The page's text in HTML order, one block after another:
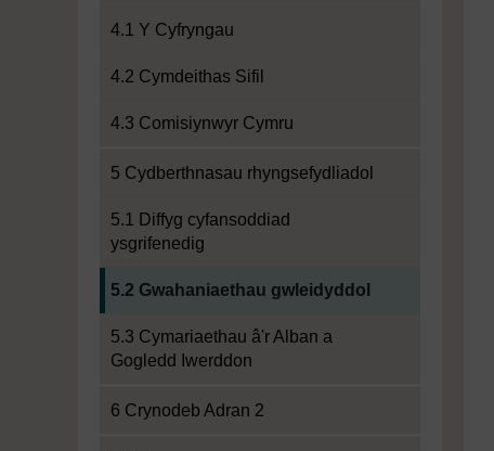
4.1 Y Cyfryngau
4.2 Cymdeithas Sifil
4.3 Comisiynwyr Cymru
5 Cydberthnasau rhyngsefydliadol
5.1 Diffyg cyfansoddiad
ysgrifenedig
5.2 Gwahaniaethau gwleidyddol
5.3 Cymariaethau â'r Alban a
Gogledd Iwerddon
6 Crynodeb Adran 2